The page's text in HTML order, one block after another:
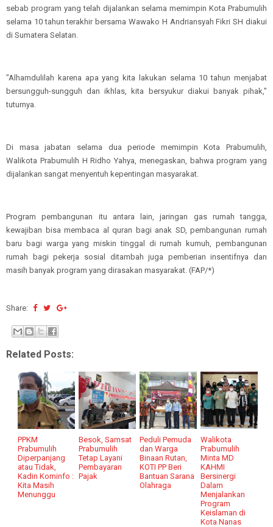
sebab program yang telah dijalankan selama memimpin Kota Prabumulih
selama 10 tahun terakhir bersama Wawako H Andriansyah Fikri SH diakui
di Sumatera Selatan.
"Alhamdulilah karena apa yang kita lakukan selama 10 tahun menjabat
bersungguh-sungguh dan ikhlas, kita bersyukur diakui banyak pihak,"
tuturnya.
Di masa jabatan selama dua periode memimpin Kota Prabumulih,
Walikota Prabumulih H Ridho Yahya, menegaskan, bahwa program yang
dijalankan sangat menyentuh kepentingan masyarakat.
Program pembangunan itu antara lain, jaringan gas rumah tangga,
kewajiban bisa membaca al quran bagi anak SD, pembangunan rumah
baru bagi warga yang miskin tinggal di rumah kumuh, pembangunan
rumah bagi pekerja sosial ditambah juga pemberian insentifnya dan
masih banyak program yang dirasakan masyarakat. (FAP/*)
Share:
Related Posts:
PPKM
Prabumulih
Diperpanjang
atau Tidak,
Kadin Kominfo :
Kita Masih
Menunggu
Besok, Samsat
Prabumulih
Tetap Layani
Pembayaran
Pajak
Peduli Pemuda
dan Warga
Binaan Rutan,
KOTI PP Beri
Bantuan Sarana
Olahraga
Walikota
Prabumulih
Minta MD
KAHMI
Bersinergi
Dalam
Menjalankan
Program
Keislaman di
Kota Nanas